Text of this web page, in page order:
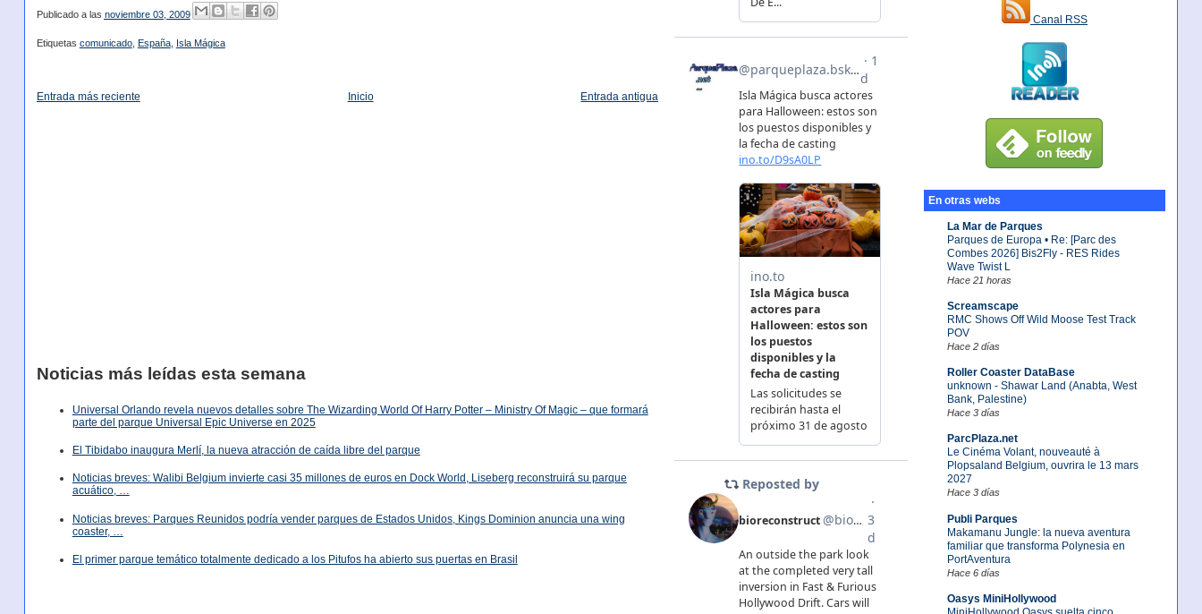
Canal RSS
En otras webs
La Mar de Parques
Parques de Europa • Re: [Parc des
Combes 2026] Bis2Fly - RES Rides
Wave Twist L
Hace 21 horas
Screamscape
RMC Shows Off Wild Moose Test Track
POV
Hace 2 días
Roller Coaster DataBase
unknown - Shawar Land (Anabta, West
Bank, Palestine)
Hace 3 días
ParcPlaza.net
Le Cinéma Volant, nouveauté à
Plopsaland Belgium, ouvrira le 13 mars
2027
Hace 3 días
Publi Parques
Makamanu Jungle: la nueva aventura
familiar que transforma Polynesia en
PortAventura
Hace 6 días
Oasys MiniHollywood
Publicado a las noviembre 03, 2009
Etiquetas comunicado, España, Isla Mágica
Entrada más reciente Entrada antigua
Inicio
Noticias más leídas esta semana
Universal Orlando revela nuevos detalles sobre The Wizarding World Of Harry Potter – Ministry Of Magic – que formará
parte del parque Universal Epic Universe en 2025
El Tibidabo inaugura Merlí, la nueva atracción de caída libre del parque
Noticias breves: Walibi Belgium invierte casi 35 millones de euros en Dock World, Liseberg reconstruirá su parque
acuático, …
Noticias breves: Parques Reunidos podría vender parques de Estados Unidos, Kings Dominion anuncia una wing
coaster, …
El primer parque temático totalmente dedicado a los Pitufos ha abierto sus puertas en Brasil